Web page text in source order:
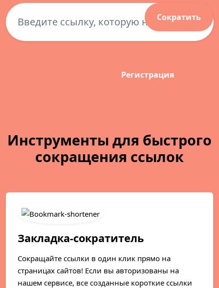
Сократить
Регистрация
Инструменты для быстрого
сокращения ссылок
Закладка-сократитель
Сокращайте ссылки в один клик прямо на
страницах сайтов! Если вы авторизованы на
нашем сервисе, все созданные короткие ссылки